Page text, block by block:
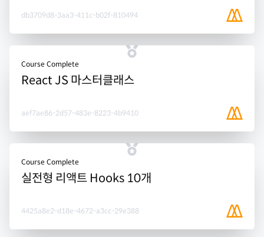
db3709d8-3aa3-411c-b02f-810494
Course Complete
React JS 마스터클래스
aef7ae86-2d57-483e-8223-4b9410
Course Complete
실전형 리액트 Hooks 10개
4425a8e2-d18e-4672-a3cc-29e388